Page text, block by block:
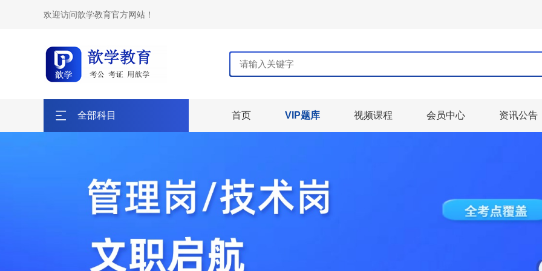
欢迎访问歆学教育官方网站！
全部科目 首页 VIP题库 视频课程 会员中心 资讯公告